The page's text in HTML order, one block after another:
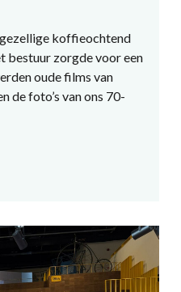
koffieochtend
bestuur zorgde voor een
oude films van
de foto’s van ons 70-